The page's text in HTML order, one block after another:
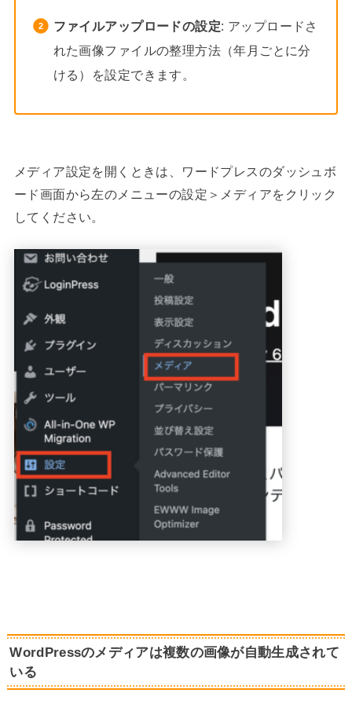
ファイルアップロードの設定: アップロードさ
れた画像ファイルの整理方法（年月ごとに分
ける）を設定できます。
メディア設定を開くときは、ワードプレスのダッシュボ
ード画面から左のメニューの設定＞メディアをクリック
してください。
WordPressのメディアは複数の画像が自動生成されて
いる